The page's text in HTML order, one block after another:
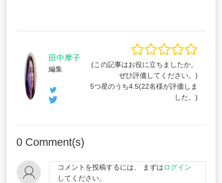
田中摩子
編集
(この記事はお役に立ちましたか。
ぜひ評価してください。)
5つ星のうち4.5(22名様が評価しま
した。)
0 Comment(s)
コメントを投稿するには、 まずはログイン
してください。